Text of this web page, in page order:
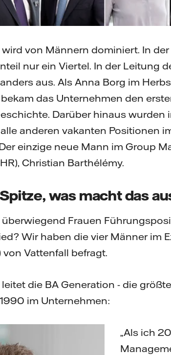
von Männern dominiert. In
nur ein Viertel. In der Leitung
aus. Als Anna Borg im
das Unternehmen den
Darüber hinaus wurden
anderen vakanten Positionen
einzige neue Mann im Group
Christian Barthélémy.
was macht das
Frauen
Wir haben die vier Männer im
Vattenfall befragt.
leitet die BA Generation - die
im Unternehmen:
„Als ich